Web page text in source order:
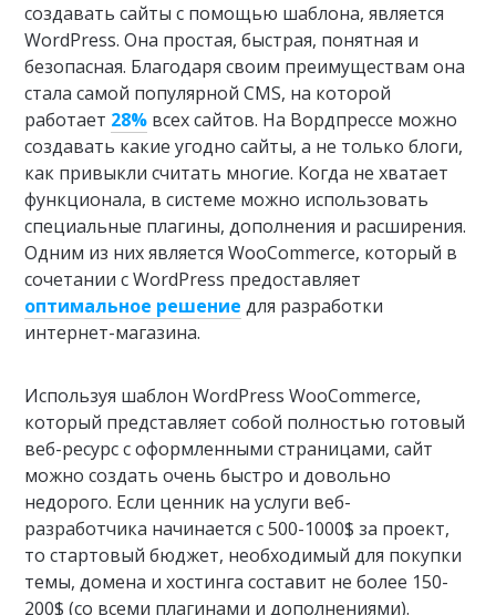
создавать сайты с помощью шаблона, является
WordPress. Она простая, быстрая, понятная и
безопасная. Благодаря своим преимуществам она
стала самой популярной CMS, на которой
работает 28% всех сайтов. На Вордпрессе можно
создавать какие угодно сайты, а не только блоги,
как привыкли считать многие. Когда не хватает
функционала, в системе можно использовать
специальные плагины, дополнения и расширения.
Одним из них является WooCommerce, который в
сочетании с WordPress предоставляет
оптимальное решение для разработки
интернет-магазина.
Используя шаблон WordPress WooCommerce,
который представляет собой полностью готовый
веб-ресурс с оформленными страницами, сайт
можно создать очень быстро и довольно
недорого. Если ценник на услуги веб-
разработчика начинается с 500-1000$ за проект,
то стартовый бюджет, необходимый для покупки
темы, домена и хостинга составит не более 150-
200$ (со всеми плагинами и дополнениями).